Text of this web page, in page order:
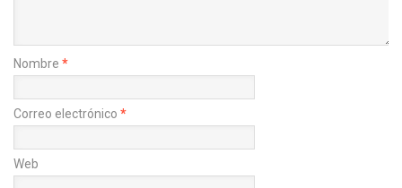
Nombre *
Correo electrónico *
Web